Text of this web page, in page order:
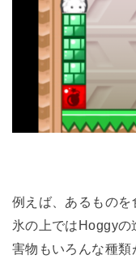
例えば、あるものを
氷の上ではHoggy
害物もいろんな種類